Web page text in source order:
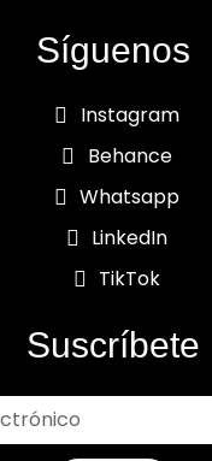
Síguenos
Instagram
Behance
Whatsapp
LinkedIn
TikTok
Suscríbete